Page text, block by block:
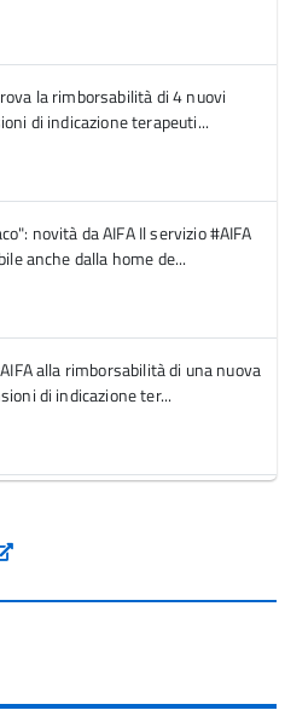
la rimborsabilità di 4 nuovi
di indicazione terapeuti...
novità da AIFA Il servizio #AIFA
anche dalla home de...
alla rimborsabilità di una nuova
di indicazione ter...
Instagram